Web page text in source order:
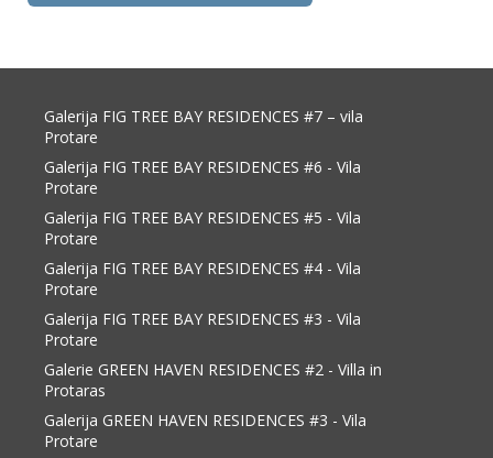
Galerija FIG TREE BAY RESIDENCES #7 – vila
Protare
Galerija FIG TREE BAY RESIDENCES #6 - Vila
Protare
Galerija FIG TREE BAY RESIDENCES #5 - Vila
Protare
Galerija FIG TREE BAY RESIDENCES #4 - Vila
Protare
Galerija FIG TREE BAY RESIDENCES #3 - Vila
Protare
Galerie GREEN HAVEN RESIDENCES #2 - Villa in
Protaras
Galerija GREEN HAVEN RESIDENCES #3 - Vila
Protare